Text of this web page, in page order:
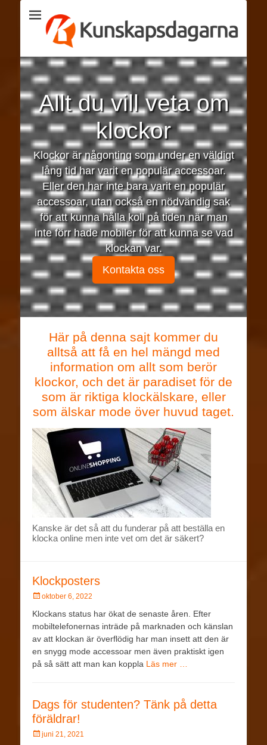
Allt du vill veta om
klockor
Klockor är någonting som under en väldigt
lång tid har varit en populär accessoar.
Eller den har inte bara varit en populär
accessoar, utan också en nödvändig sak
för att kunna hålla koll på tiden när man
inte förr hade mobiler för att kunna se vad
klockan var.
Kontakta oss
Här på denna sajt kommer du
alltså att få en hel mängd med
information om allt som berör
klockor, och det är paradiset för de
som är riktiga klockälskare, eller
som älskar mode över huvud taget.
Kanske är det så att du funderar på att beställa en
klocka online men inte vet om det är säkert?
Klockposters
oktober 6, 2022
Klockans status har ökat de senaste åren. Efter
mobiltelefonernas inträde på marknaden och känslan
av att klockan är överflödig har man insett att den är
en snygg mode accessoar men även praktiskt igen
på så sätt att man kan koppla Läs mer …
Dags för studenten? Tänk på detta
föräldrar!
juni 21, 2021